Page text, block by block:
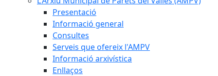
Presentació
Informació general
Consultes
Serveis que ofereix l'AMPV
Informació arxivística
Enllaços